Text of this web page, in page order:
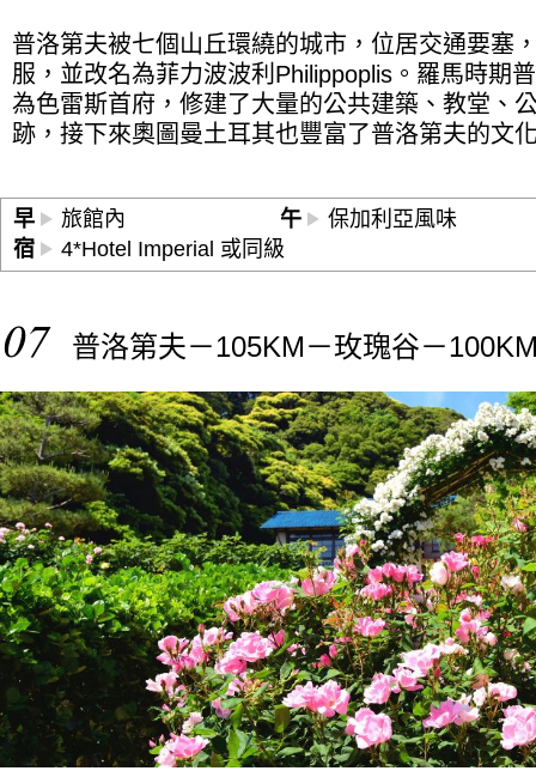
普洛第夫被七個山丘環繞的城市，位居交通要塞
服，並改名為菲力波波利Philippoplis。羅馬時期
為色雷斯首府，修建了大量的公共建築、教堂、
跡，接下來奧圖曼土耳其也豐富了普洛第夫的文
早 旅館內 午
保加利亞風味
宿
4*Hotel Imperial 或同級
07 普洛第夫－105KM－玫瑰谷－